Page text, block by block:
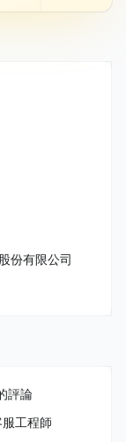
份有限公司
評論
工程師